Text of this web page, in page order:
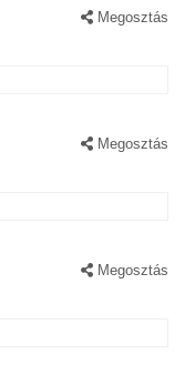
Megosztás
Megosztás
Megosztás